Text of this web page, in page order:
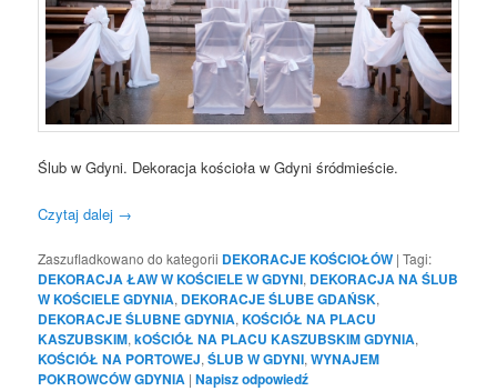
Ślub w Gdyni. Dekoracja kościoła w Gdyni śródmieście.
Czytaj dalej →
Zaszufladkowano do kategorii DEKORACJE KOŚCIOŁÓW |Tagi:
DEKORACJA ŁAW W KOŚCIELE W GDYNI, DEKORACJA NA ŚLUB
W KOŚCIELE GDYNIA, DEKORACJE ŚLUBE GDAŃSK,
DEKORACJE ŚLUBNE GDYNIA,KOŚCIÓŁ NA PLACU
KASZUBSKIM,kOŚCIÓŁ NA PLACU KASZUBSKIM GDYNIA,
KOŚCIÓŁ NA PORTOWEJ,ŚLUB W GDYNI,WYNAJEM
POKROWCÓW GDYNIA |Napisz odpowiedź